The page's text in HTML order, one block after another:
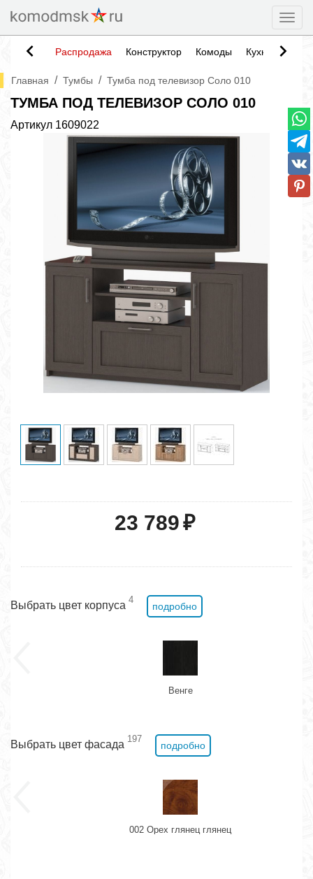
Распродажа Конструктор Комоды Кухни
Главная / Тумбы / Тумба под телевизор Соло 010
ТУМБА ПОД ТЕЛЕВИЗОР СОЛО 010
Артикул 1609022
23 789₽
Выбрать цвет корпуса 4
подробно
Венге
Выбрать цвет фасада 197
подробно
002 Орех глянец глянец